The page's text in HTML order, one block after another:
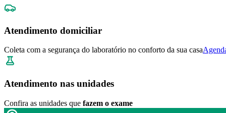
Atendimento domiciliar
Coleta com a segurança do laboratório no conforto da sua casa
Atendimento nas unidades
Confira as unidades que fazem o exame